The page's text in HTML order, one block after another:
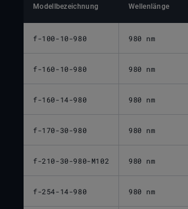
Modellbezeichnung Wellenlänge
f-100-10-980 980 nm
f-160-10-980 980 nm
f-160-14-980 980 nm
f-170-30-980 980 nm
f-210-30-980-M102 980 nm
f-254-14-980 980 nm